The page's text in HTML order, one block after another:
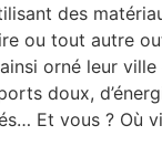
des
ou tout autre
orné leur ville
doux,
Et vous ? Où